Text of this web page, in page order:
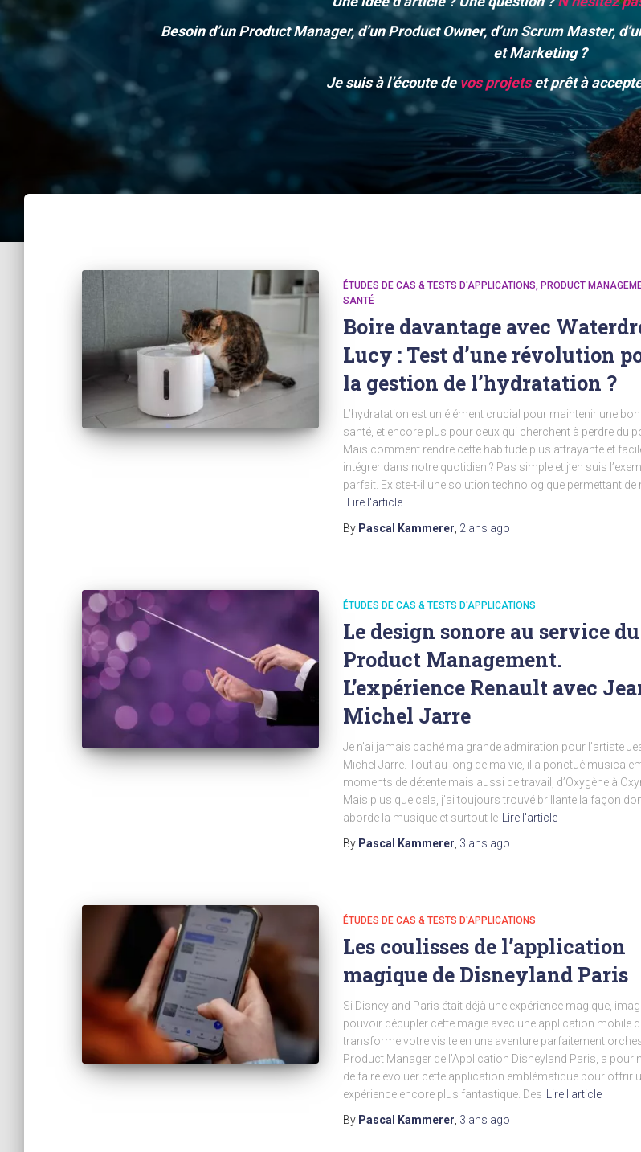
Besoin d’un Product Manager, d’un Product Owner, d’un Scrum Master,
et Marketing ?
Je suis à l’écoute de vos projetset prêt à
ÉTUDES DE CAS & TESTS D'APPLICATIONS
PRODUCT
SANTÉ
Boire davantage avec
Lucy : Test d’une révolution
la gestion de l’hydratation ?
L’hydratation est un élément crucial pour maintenir une
santé, et encore plus pour ceux qui cherchent à perdre du
Mais comment rendre cette habitude plus attrayante et
intégrer dans notre quotidien ? Pas simple et j’en suis
parfait. Existe-t-il une solution technologique permettant de
Lire l'article
By Pascal Kammerer 2 ans ago
ÉTUDES DE CAS & TESTS D'APPLICATIONS
Le design sonore au service du
Product Management.
L’expérience Renault avec
Michel Jarre
Je n’ai jamais caché ma grande admiration pour l’artiste
Michel Jarre. Tout au long de ma vie, il a ponctué
moments de détente mais aussi de travail, d’Oxygène à
Mais plus que cela, j’ai toujours trouvé brillante la façon
aborde la musique et surtout le
Lire l'article
By Pascal Kammerer 3 ans ago
ÉTUDES DE CAS & TESTS D'APPLICATIONS
Les coulisses de l’application
magique de Disneyland Paris
Si Disneyland Paris était déjà une expérience magique,
pouvoir décupler cette magie avec une application mobile
transforme votre visite en une aventure parfaitement
Product Manager de l’Application Disneyland Paris, a pour
de faire évoluer cette application emblématique pour offrir
expérience encore plus fantastique. Des
Lire l'article
By Pascal Kammerer 3 ans ago